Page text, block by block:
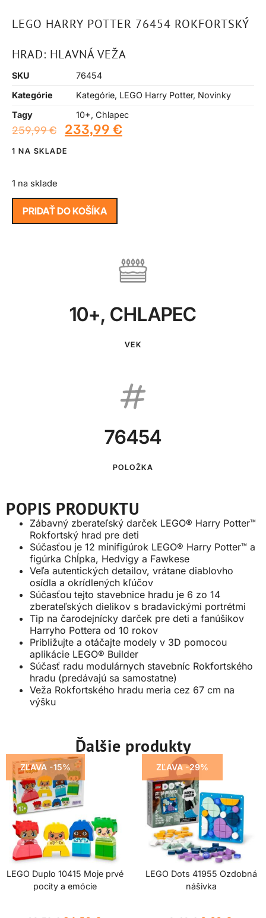
LEGO HARRY POTTER 76454 ROKFORTSKÝ
HRAD: HLAVNÁ VEŽA
SKU
76454
Kategórie
Kategórie, LEGO Harry Potter, Novinky
Tagy
10+, Chlapec
259,99€ 233,99 €
1 NA SKLADE
1 na sklade
PRIDAŤ DO KOŠÍKA
10+, CHLAPEC
VEK
76454
POLOŽKA
POPIS PRODUKTU
Zábavný zberateľský darček LEGO® Harry Potter™
Rokfortský hrad pre deti
Súčasťou je 12 minifigúrok LEGO® Harry Potter™ a
figúrka Chĺpka, Hedvigy a Fawkese
Veľa autentických detailov, vrátane diablovho
osídla a okrídlených kľúčov
Súčasťou tejto stavebnice hradu je 6 zo 14
zberateľských dielikov s bradavickými portrétmi
Tip na čarodejnícky darček pre deti a fanúšikov
Harryho Pottera od 10 rokov
Približujte a otáčajte modely v 3D pomocou
aplikácie LEGO® Builder
Súčasť radu modulárnych stavebníc Rokfortského
hradu (predávajú sa samostatne)
Veža Rokfortského hradu meria cez 67 cm na
výšku
Ďalšie produkty
ZĽAVA -15%
LEGO Duplo 10415 Moje prvé
pocity a emócie
ZĽAVA -29%
LEGO Dots 41955 Ozdobná
nášivka